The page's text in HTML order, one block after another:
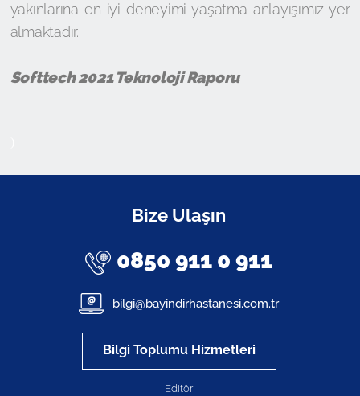
yakınlarına en iyi deneyimi yaşatma anlayışımız yer
almaktadır.
Softtech 2021 Teknoloji Raporu
Bize Ulaşın
0850 911 0 911
bilgi@bayindirhastanesi.com.tr
Bilgi Toplumu Hizmetleri
Editör